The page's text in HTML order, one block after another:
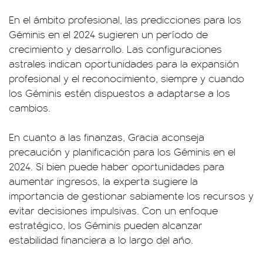
En el ámbito profesional, las predicciones para los
Géminis en el 2024 sugieren un período de
crecimiento y desarrollo. Las configuraciones
astrales indican oportunidades para la expansión
profesional y el reconocimiento, siempre y cuando
los Géminis estén dispuestos a adaptarse a los
cambios.
En cuanto a las finanzas, Gracia aconseja
precaución y planificación para los Géminis en el
2024. Si bien puede haber oportunidades para
aumentar ingresos, la experta sugiere la
importancia de gestionar sabiamente los recursos y
evitar decisiones impulsivas. Con un enfoque
estratégico, los Géminis pueden alcanzar
estabilidad financiera a lo largo del año.